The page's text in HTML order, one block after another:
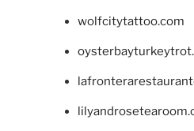
wolfcitytattoo.com